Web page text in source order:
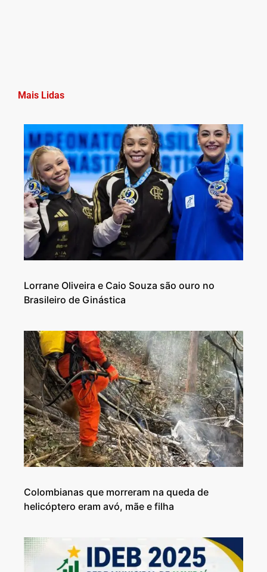
Mais Lidas
Lorrane Oliveira e Caio Souza são ouro no
Brasileiro de Ginástica
Colombianas que morreram na queda de
helicóptero eram avó, mãe e filha